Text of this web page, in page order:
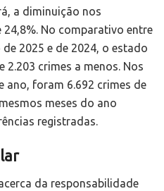
a diminuição nos
No comparativo entre
2025 e de 2024, o estado
2.203 crimes a menos. Nos
ano, foram 6.692 crimes de
meses do ano
registradas.
da responsabilidade